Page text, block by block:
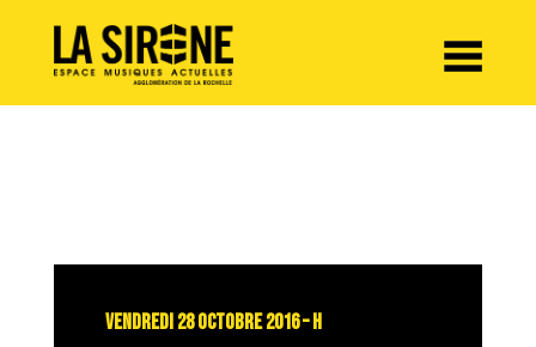
VENDREDI 28 OCTOBRE 2016 – H